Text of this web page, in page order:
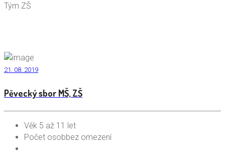
Tým ZŠ
21. 08. 2019
Pěvecký sbor MŠ, ZŠ
Věk 5 až 11 let
Počet osobbez omezení